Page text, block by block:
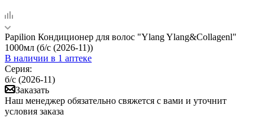
Papilion Кондиционер для волос "Ylang Ylang&Collagenl"
1000мл (б/с (2026-11))
В наличии в 1 аптеке
Серия:
б/с (2026-11)
Заказать
Наш менеджер обязательно свяжется с вами и уточнит
условия заказа